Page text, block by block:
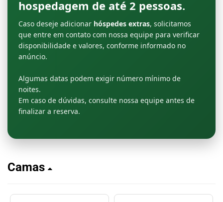
hospedagem de até 2 pessoas.
Caso deseje adicionar hóspedes extras, solicitamos
que entre em contato com nossa equipe para verificar
disponibilidade e valores, conforme informado no
anúncio.
Algumas datas podem exigir número mínimo de
noites.
Em caso de dúvidas, consulte nossa equipe antes de
finalizar a reserva.
Camas